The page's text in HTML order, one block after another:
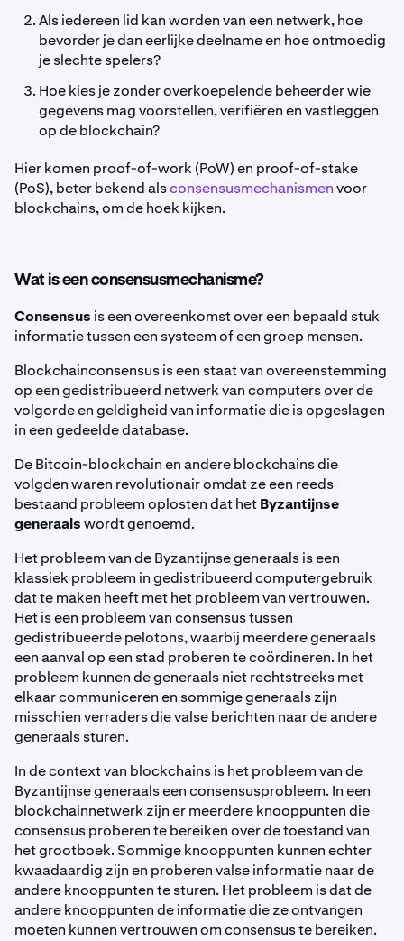
Als iedereen lid kan worden van een netwerk, hoe
bevorder je dan eerlijke deelname en hoe ontmoedig
je slechte spelers?
Hoe kies je zonder overkoepelende beheerder wie
gegevens mag voorstellen, verifiëren en vastleggen
op de blockchain?
Hier komen proof-of-work (PoW) en proof-of-stake
(PoS), beter bekend alsconsensusmechanismenvoor
blockchains, om de hoek kijken.
Wat is een consensusmechanisme?
Consensus is een overeenkomst over een bepaald stuk
informatie tussen een systeem of een groep mensen.
Blockchainconsensus is een staat van overeenstemming
op een gedistribueerd netwerk van computers over de
volgorde en geldigheid van informatie die is opgeslagen
in een gedeelde database.
De Bitcoin-blockchain en andere blockchains die
volgden waren revolutionair omdat ze een reeds
bestaand probleem oplosten dat hetByzantijnse
generaalswordt genoemd.
Het probleem van de Byzantijnse generaals is een
klassiek probleem in gedistribueerd computergebruik
dat te maken heeft met het probleem van vertrouwen.
Het is een probleem van consensus tussen
gedistribueerde pelotons, waarbij meerdere generaals
een aanval op een stad proberen te coördineren. In het
probleem kunnen de generaals niet rechtstreeks met
elkaar communiceren en sommige generaals zijn
misschien verraders die valse berichten naar de andere
generaals sturen.
In de context van blockchains is het probleem van de
Byzantijnse generaals een consensusprobleem. In een
blockchainnetwerk zijn er meerdere knooppunten die
consensus proberen te bereiken over de toestand van
het grootboek. Sommige knooppunten kunnen echter
kwaadaardig zijn en proberen valse informatie naar de
andere knooppunten te sturen. Het probleem is dat de
andere knooppunten de informatie die ze ontvangen
moeten kunnen vertrouwen om consensus te bereiken.